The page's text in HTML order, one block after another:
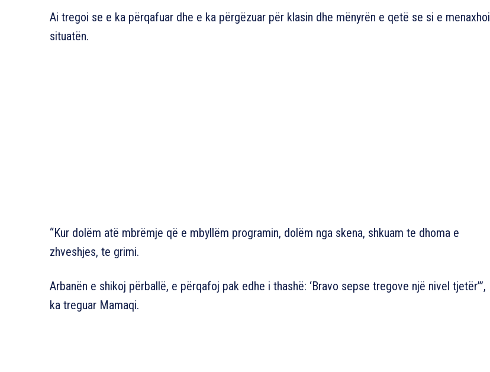
Ai tregoi se e ka përqafuar dhe e ka përgëzuar për klasin dhe mënyrën e qetë se si e menaxhoi
situatën.
“Kur dolëm atë mbrëmje që e mbyllëm programin, dolëm nga skena, shkuam te dhoma e
zhveshjes, te grimi.
Arbanën e shikoj përballë, e përqafoj pak edhe i thashë: ‘Bravo sepse tregove një nivel tjetër’”,
ka treguar Mamaqi.